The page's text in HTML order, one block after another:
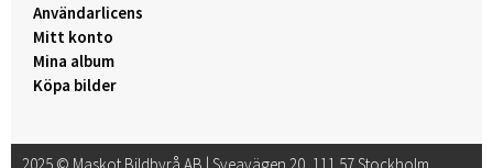
Användarlicens
Mitt konto
Mina album
Köpa bilder
2025 © Maskot Bildbyrå AB | Sveavägen 20, 111 57 Stockholm